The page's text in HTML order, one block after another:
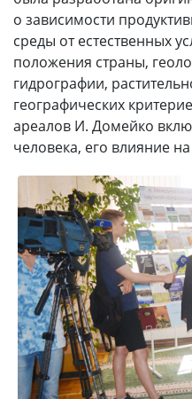
о зависимости
среды от естественных
положения страны,
гидрографии,
географических
ареалов И. Домейко
человека, его влияние